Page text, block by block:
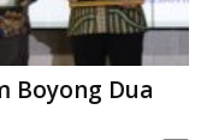
Boyong Dua